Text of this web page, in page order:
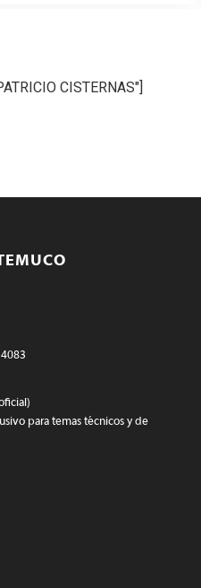
CISTERNAS"]
para temas técnicos y de